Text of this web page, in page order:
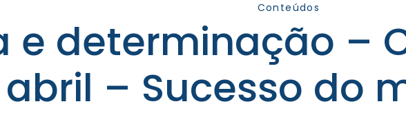
Conteúdos
e determinação –
– Sucesso do